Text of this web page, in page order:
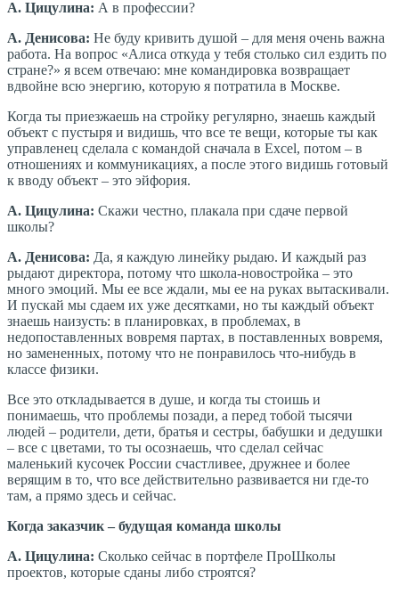
А. Цицулина: А в профессии?
А. Денисова: Не буду кривить душой – для меня очень важна
работа. На вопрос «Алиса откуда у тебя столько сил ездить по
стране?» я всем отвечаю: мне командировка возвращает
вдвойне всю энергию, которую я потратила в Москве.
Когда ты приезжаешь на стройку регулярно, знаешь каждый
объект с пустыря и видишь, что все те вещи, которые ты как
управленец сделала с командой сначала в Excel, потом – в
отношениях и коммуникациях, а после этого видишь готовый
к вводу объект – это эйфория.
А. Цицулина: Скажи честно, плакала при сдаче первой
школы?
А. Денисова: Да, я каждую линейку рыдаю. И каждый раз
рыдают директора, потому что школа-новостройка – это
много эмоций. Мы ее все ждали, мы ее на руках вытаскивали.
И пускай мы сдаем их уже десятками, но ты каждый объект
знаешь наизусть: в планировках, в проблемах, в
недопоставленных вовремя партах, в поставленных вовремя,
но замененных, потому что не понравилось что-нибудь в
классе физики.
Все это откладывается в душе, и когда ты стоишь и
понимаешь, что проблемы позади, а перед тобой тысячи
людей – родители, дети, братья и сестры, бабушки и дедушки
– все с цветами, то ты осознаешь, что сделал сейчас
маленький кусочек России счастливее, дружнее и более
верящим в то, что все действительно развивается ни где-то
там, а прямо здесь и сейчас.
Когда заказчик – будущая команда школы
А. Цицулина: Сколько сейчас в портфеле ПроШколы
проектов, которые сданы либо строятся?